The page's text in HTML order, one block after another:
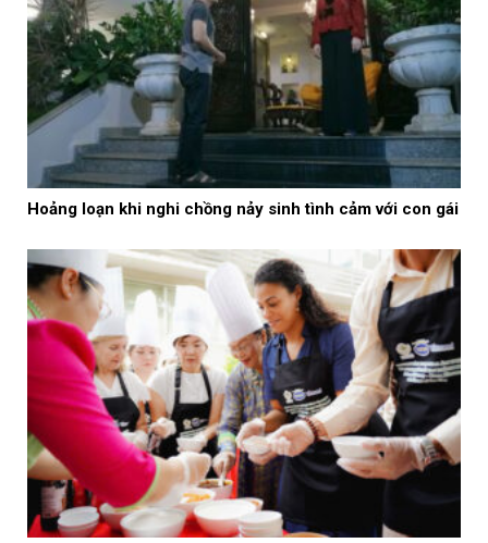
Hoảng loạn khi nghi chồng nảy sinh tình cảm với con gái